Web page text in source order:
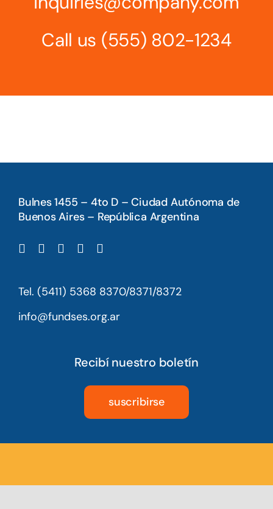
Call us (555) 802-1234
Bulnes 1455 – 4to D – Ciudad Autónoma de
Buenos Aires – República Argentina
Tel. (5411) 5368 8370/8371/8372
info@fundses.org.ar
Recibí nuestro boletín
suscribirse